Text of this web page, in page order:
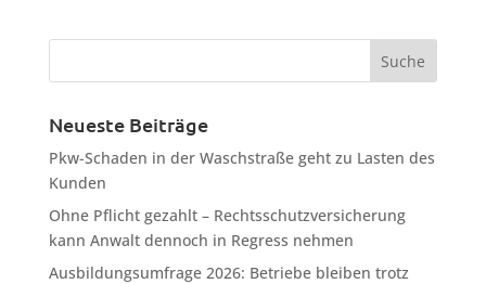
Neueste Beiträge
Pkw-Schaden in der Waschstraße geht zu Lasten des
Kunden
Ohne Pflicht gezahlt – Rechtsschutzversicherung
kann Anwalt dennoch in Regress nehmen
Ausbildungsumfrage 2026: Betriebe bleiben trotz